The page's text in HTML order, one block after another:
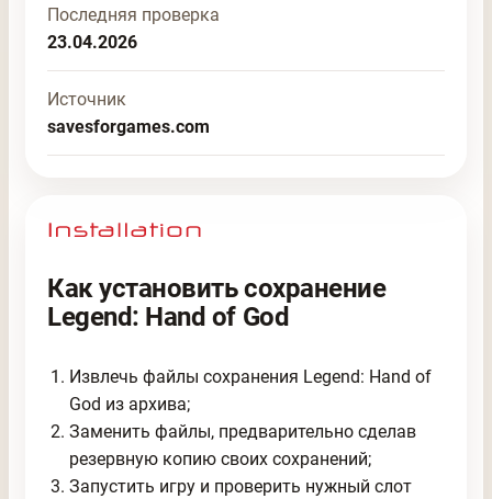
Последняя проверка
23.04.2026
Источник
savesforgames.com
Как установить сохранение
Legend: Hand of God
Извлечь файлы сохранения Legend: Hand of
God из архива;
Заменить файлы, предварительно сделав
резервную копию своих сохранений;
Запустить игру и проверить нужный слот